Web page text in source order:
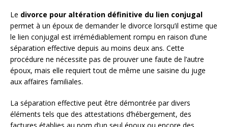
Le divorce pour altération définitive du lien conjugal
permet à un époux de demander le divorce lorsqu’il estime que
le lien conjugal est irrémédiablement rompu en raison d’une
séparation effective depuis au moins deux ans. Cette
procédure ne nécessite pas de prouver une faute de l’autre
époux, mais elle requiert tout de même une saisine du juge
aux affaires familiales.
La séparation effective peut être démontrée par divers
éléments tels que des attestations d’hébergement, des